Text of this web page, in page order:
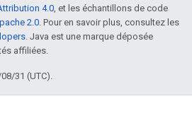
4.0, et les échantillons de code
2.0. Pour en savoir plus, consultez les
. Java est une marque déposée
affiliées.
31 (UTC).